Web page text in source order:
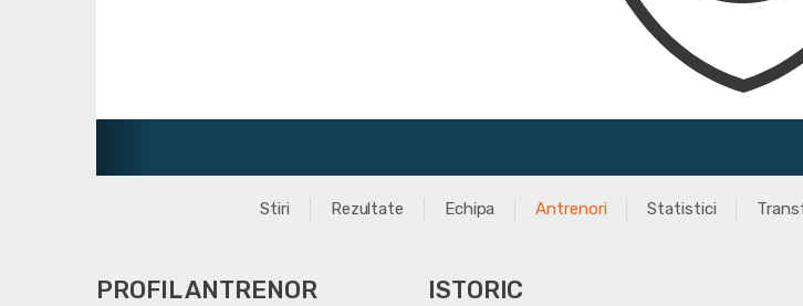
Stiri Rezultate Echipa Antrenori Statistici
PROFIL ANTRENOR ISTORIC